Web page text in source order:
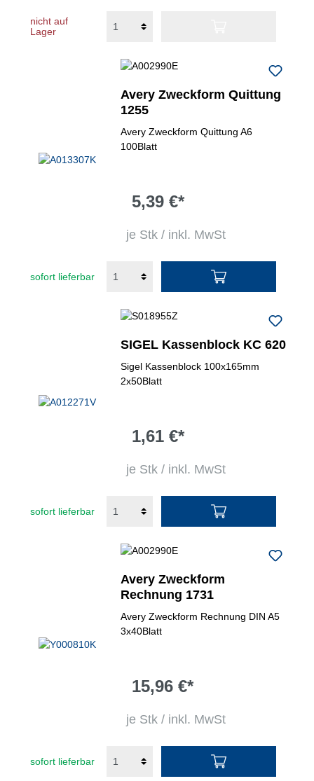
nicht auf
Lager
Avery Zweckform Quittung
1255
Avery Zweckform Quittung A6
100Blatt
5,39 €*
je Stk / inkl. MwSt
sofort lieferbar
SIGEL Kassenblock KC 620
Sigel Kassenblock 100x165mm
2x50Blatt
1,61 €*
je Stk / inkl. MwSt
sofort lieferbar
Avery Zweckform
Rechnung 1731
Avery Zweckform Rechnung DIN A5
3x40Blatt
15,96 €*
je Stk / inkl. MwSt
sofort lieferbar